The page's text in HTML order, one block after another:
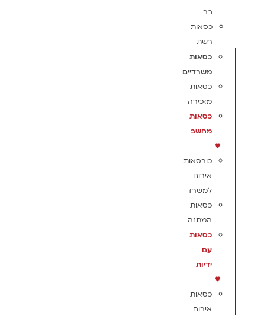
בר
כסאות
רשת
כסאות
משרדיים
כסאות
מזכירה
כסאות
מחשב
כורסאות
אירוח
למשרד
כסאות
המתנה
כסאות
עם
ידיות
כסאות
אירוח